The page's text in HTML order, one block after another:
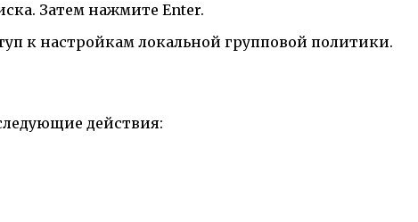
Затем нажмите Enter.
к настройкам локальной групповой политики.
действия: